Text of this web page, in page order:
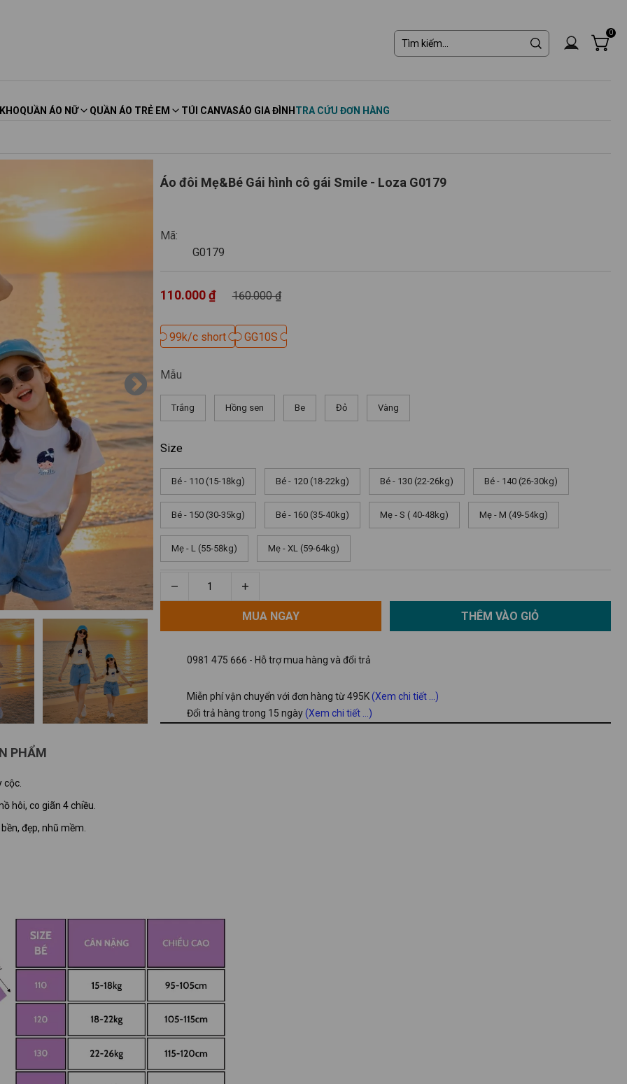
0
QUẦN ÁO NỮ QUẦN ÁO TRẺ EM TÚI CANVASÁO GIA ĐÌNH TRA CỨU ĐƠN HÀNG
THÊM VÀO GIỎ
Áo đôi Mẹ&Bé Gái hình cô gái Smile - Loza G0179
Mã:
160.000 ₫
110.000 ₫
Mẫu
Size
MUA NGAY
0981 475 666 - Hỗ trợ mua hàng và đổi trả
Miễn phí vận chuyển với đơn hàng từ 495K(Xem chi tiết ...)
Đổi trả hàng trong 15 ngày(Xem chi tiết ...)
Trắng Hồng sen Be Đỏ Vàng
Bé - 110 (15-18kg) Bé - 120 (18-22kg) Bé - 130 (22-26kg) Bé - 140 (26-30kg)
Bé - 150 (30-35kg) Bé - 160 (35-40kg) Mẹ - S ( 40-48kg) Mẹ - M (49-54kg)
Mẹ - L (55-58kg) Mẹ - XL (59-64kg)
G0179
MUA NGAY
99k/c short
99k/c short GG10S
GG10S
PHẨM
cộc.
hôi, co giãn 4 chiều.
đẹp, nhũ mềm.